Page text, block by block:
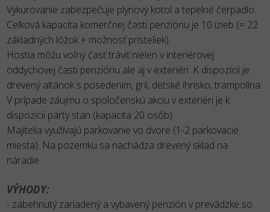
Vykurovanie zabezpečuje plynový kotol a tepelné čerpadlo.
Celková kapacita komerčnej časti penziónu je 10 izieb (= 22
základných lôžok + možnosť prísteliek).
Hostia môžu voľný časť tráviť nielen v interiérovej
oddychovej časti penziónu ale aj v exteriéri. K dispozícii je
drevený altánok s posedením, gril, detské ihrisko, trampolína.
V prípade záujmu o spoločenskú akciu v exteriéri je k
dispozícii párty stan (kapacita 20 osôb).
Majitelia využívajú parkovanie vo dvore (1-2 parkovacie
miesta). Na pozemku sa nachádza drevený sklad na
náradie.
VÝHODY:
- zabehnutý zariadený a vybavený penzión v prevádzke so